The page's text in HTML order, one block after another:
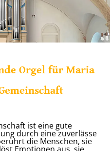
Orgel für Maria
ist eine gute
durch eine zuverlässe
die Menschen, sie